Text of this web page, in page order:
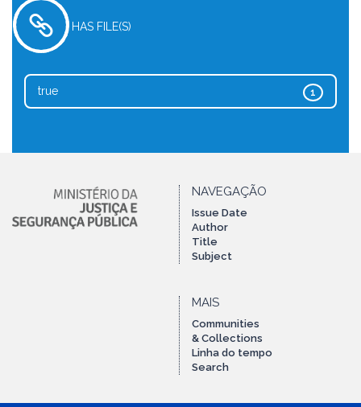
HAS FILE(S)
1
true
NAVEGAÇÃO
Issue Date
Author
Title
Subject
MAIS
Communities
& Collections
Linha do tempo
Search